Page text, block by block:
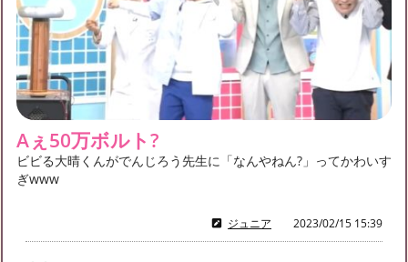
Aぇ50万ボルト?
ビビる大晴くんがでんじろう先生に「なんやねん?」ってかわいす
ぎwww
ジュニア 2023/02/15 15:39